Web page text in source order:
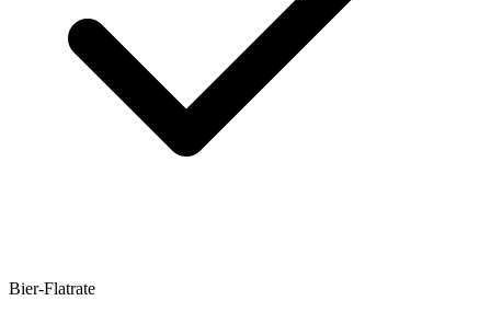
Bier-Flatrate